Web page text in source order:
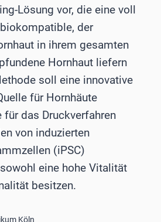
Lösung vor, die eine voll
der
in ihrem gesamten
Hornhaut liefern
soll eine innovative
für Hornhäute
für das Druckverfahren
von induzierten
(iPSC)
eine hohe Vitalität
besitzen.
Köln